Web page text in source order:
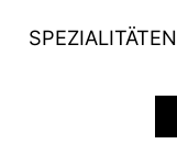
SPEZIALITÄTEN